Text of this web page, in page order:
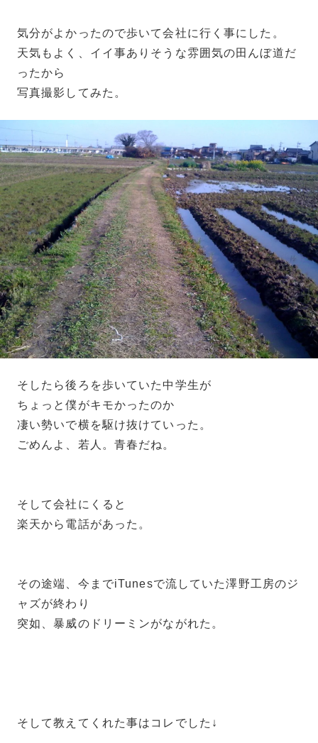
気分がよかったので歩いて会社に行く事にした。
天気もよく、イイ事ありそうな雰囲気の田んぼ道だ
ったから
写真撮影してみた。
そしたら後ろを歩いていた中学生が
ちょっと僕がキモかったのか
凄い勢いで横を駆け抜けていった。
ごめんよ、若人。青春だね。
そして会社にくると
楽天から電話があった。
その途端、今までiTunesで流していた澤野工房のジ
ャズが終わり
突如、暴威のドリーミンがながれた。
そして教えてくれた事はコレでした↓